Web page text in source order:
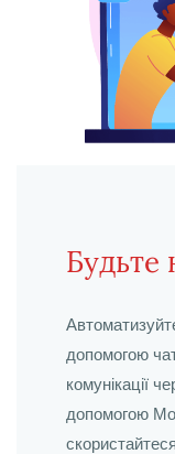
Будьте
допомогою
комунікації
допомогою